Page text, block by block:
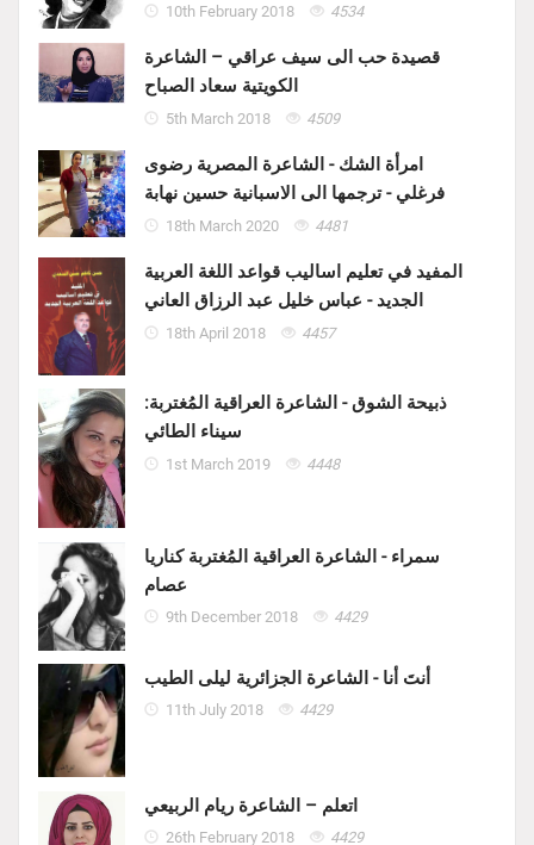
10th February 2018 4534
قصيدة حب الى سيف عراقي – الشاعرة
الكويتية سعاد الصباح
5th March 2018 4509
امرأة الشك - الشاعرة المصرية رضوى
فرغلي - ترجمها الى الاسبانية حسين نهابة
18th March 2020 4481
المفيد في تعليم اساليب قواعد اللغة العربية
الجديد - عباس خليل عبد الرزاق العاني
18th April 2018 4457
ذبيحة الشوق - الشاعرة العراقية المُغتربة:
سيناء الطائي
1st March 2019 4448
سمراء - الشاعرة العراقية المُغتربة كناريا
عصام
9th December 2018 4429
أنتَ أنا - الشاعرة الجزائرية ليلى الطيب
11th July 2018 4429
اتعلم – الشاعرة ريام الربيعي
26th February 2018 4429